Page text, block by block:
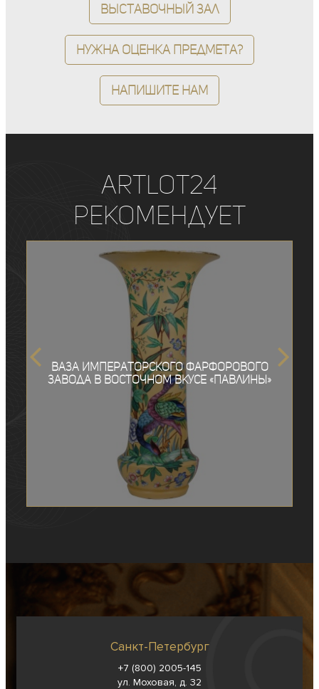
Выставочный зал
Нужна оценка предмета?
Напишите нам
ArtLot24
рекомендует
Ваза Императорского фарфорового
завода в восточном вкусе «Павлины»
Санкт-Петербург
+7 (800) 2005-145
ул. Моховая, д. 32